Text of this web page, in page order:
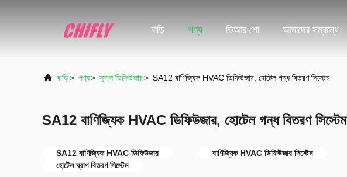
বাড়ি পণ্য ভিআর শো আমাদের সম্বন্ধে
বাড়ি> পণ্য> সুবাস ডিফিউজার> SA12 বাণিজ্যিক HVAC ডিফিউজার, হোটেল গন্ধ বিতরণ সিস্টেম
SA12 বাণিজ্যিক HVAC ডিফিউজার, হোটেল গন্ধ বিতরণ সিস্টেম
SA12 বাণিজ্যিক HVAC ডিফিউজার
বাণিজ্যিক HVAC ডিফিউজার সিস্টেম
হোটেল ঘ্রাণ বিতরণ সিস্টেম